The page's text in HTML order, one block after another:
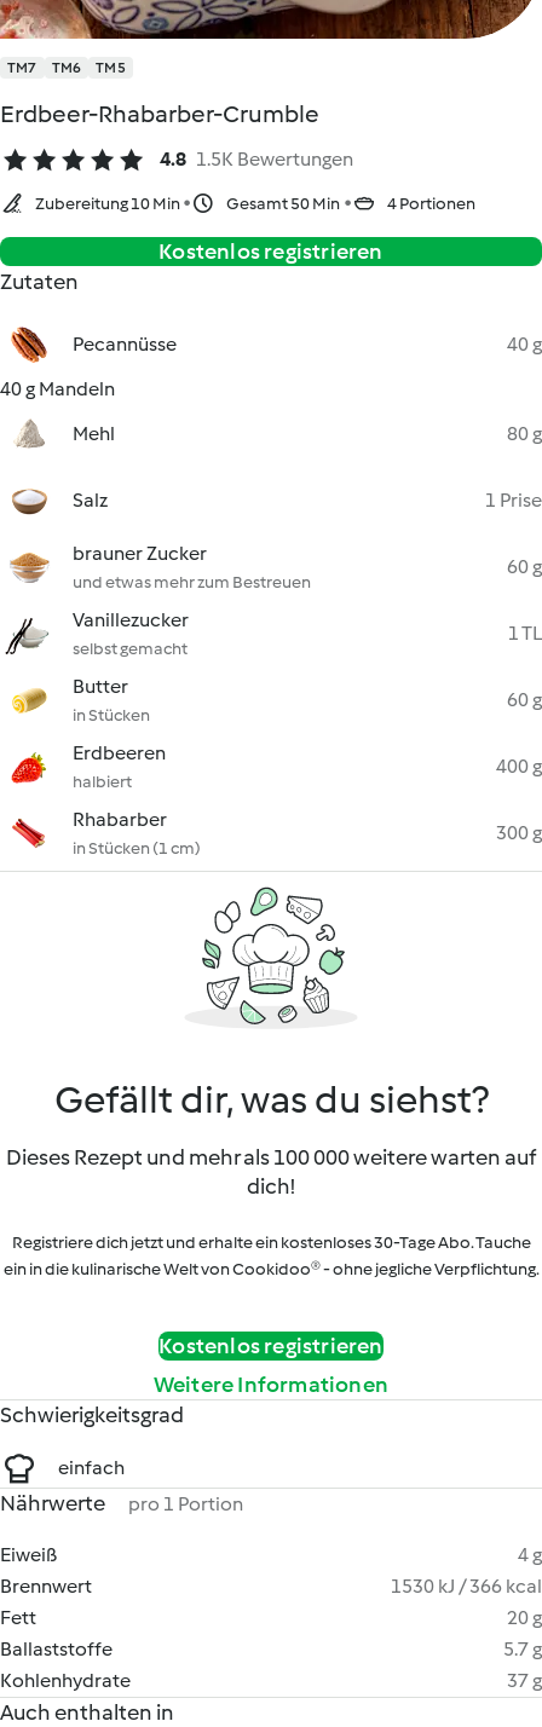
TM7 TM6 TM5
Erdbeer-Rhabarber-Crumble
4.8 1.5K Bewertungen
Zubereitung 10 Min Gesamt 50 Min 4 Portionen
Kostenlos registrieren
Zutaten
Pecannüsse
40 g
40 g Mandeln
Mehl
80 g
Salz 1 Prise
brauner Zucker
und etwas mehr zum Bestreuen
60 g
Vanillezucker
selbst gemacht
1 TL
Butter
in Stücken
60 g
Erdbeeren
halbiert
400 g
Rhabarber
in Stücken (1 cm)
300 g
Gefällt dir, was du siehst?
Dieses Rezept und mehr als 100 000 weitere warten auf
dich!
Registriere dich jetzt und erhalte ein kostenloses 30-Tage Abo. Tauche
ein in die kulinarische Welt von Cookidoo® - ohne jegliche Verpflichtung.
Kostenlos registrieren
Weitere Informationen
Schwierigkeitsgrad
einfach
Nährwerte pro 1 Portion
Eiweiß
4 g
Brennwert
1530 kJ / 366 kcal
Fett
20 g
Ballaststoffe
5.7 g
Kohlenhydrate
37 g
Auch enthalten in